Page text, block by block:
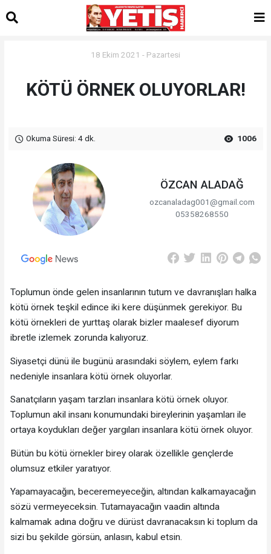
18 Ekim 2021 - Pazartesi
KÖTÜ ÖRNEK OLUYORLAR!
Okuma Süresi: 4 dk. 1006
ÖZCAN ALADAĞ
ozcanaladag001@gmail.com
05358268550
Toplumun önde gelen insanlarının tutum ve davranışları halka
kötü örnek teşkil edince iki kere düşünmek gerekiyor. Bu
kötü örnekleri de yurttaş olarak bizler maalesef diyorum
ibretle izlemek zorunda kalıyoruz.
Siyasetçi dünü ile bugünü arasındaki söylem, eylem farkı
nedeniyle insanlara kötü örnek oluyorlar.
Sanatçıların yaşam tarzları insanlara kötü örnek oluyor.
Toplumun akil insanı konumundaki bireylerinin yaşamları ile
ortaya koydukları değer yargıları insanlara kötü örnek oluyor.
Bütün bu kötü örnekler birey olarak özellikle gençlerde
olumsuz etkiler yaratıyor.
Yapamayacağın, beceremeyeceğin, altından kalkamayacağın
sözü vermeyeceksin. Tutamayacağın vaadin altında
kalmamak adına doğru ve dürüst davranacaksın ki toplum da
sizi bu şekilde görsün, anlasın, kabul etsin.